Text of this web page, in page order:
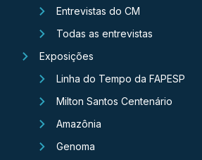
Entrevistas do CM
Todas as entrevistas
Exposições
Linha do Tempo da FAPESP
Milton Santos Centenário
Amazônia
Genoma